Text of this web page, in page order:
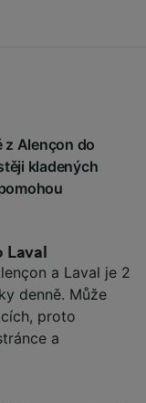
z Alençon do
kladených
a Laval je 2
denně. Může
proto
a